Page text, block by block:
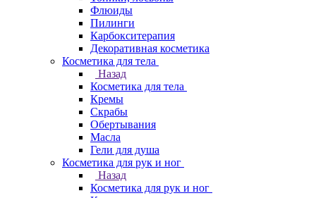
Флюиды
Пилинги
Карбокситерапия
Декоративная косметика
Косметика для тела
Назад
Косметика для тела
Кремы
Скрабы
Обертывания
Масла
Гели для душа
Косметика для рук и ног
Назад
Косметика для рук и ног